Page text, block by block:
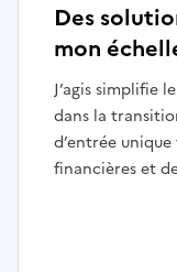
Des
mon
J’agis simplifie
dans la
d’entrée
financières et